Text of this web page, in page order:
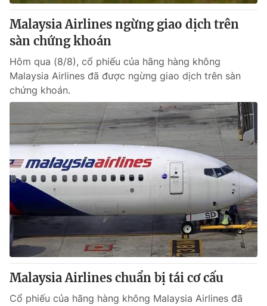
Malaysia Airlines ngừng giao dịch trên
sàn chứng khoán
Hôm qua (8/8), cổ phiếu của hãng hàng không
Malaysia Airlines đã được ngừng giao dịch trên sàn
chứng khoán.
Malaysia Airlines chuẩn bị tái cơ cấu
Cổ phiếu của hãng hàng không Malaysia Airlines đã